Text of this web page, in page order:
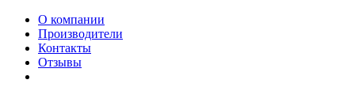
О компании
Производители
Контакты
Отзывы